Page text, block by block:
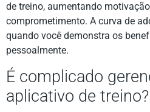
de treino, aumentando
comprometimento. A curva de
quando você demonstra os
pessoalmente.
É complicado
aplicativo de treino?